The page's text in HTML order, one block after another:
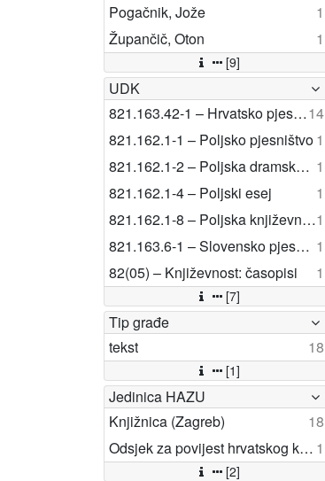
Pogačnik, Jože
1
Župančič, Oton
1
[9]
UDK
821.163.42-1 – Hrvatsko pjesništvo14
821.162.1-1 – Poljsko pjesništvo1
821.162.1-2 – Poljska dramska književnost 1
821.162.1-4 – Poljski esej
1
821.162.1-8 – Poljska književnost: poligrafije1
821.163.6-1 – Slovensko pjesništvo 1
82(05) – Književnost: časopisi
1
[7]
Tip građe
tekst
18
[1]
Jedinica HAZU
Knjižnica (Zagreb)
18
Odsjek za povijest hrvatskog kazališta (Zagreb) 1
[2]